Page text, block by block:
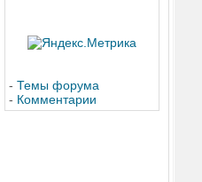
- Темы форума
- Комментарии